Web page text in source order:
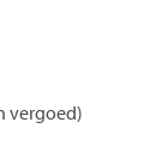
vergoed)